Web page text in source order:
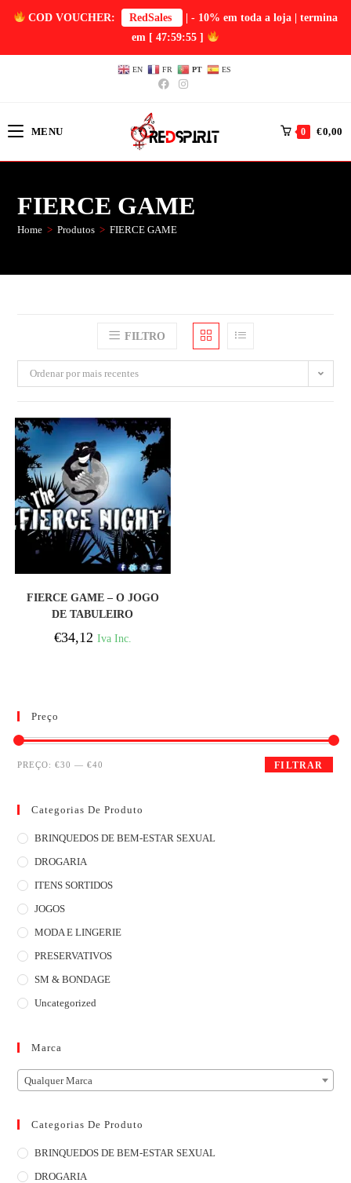
COD VOUCHER: RedSales
| - 10% em toda a loja | termina
em [ 47:59:55 ]
EN FR PT ES
MENU 0 €0,00
FIERCE GAME
Home > Produtos > FIERCE GAME
FILTRO
Ordenar por mais recentes
FIERCE GAME – O JOGO
DE TABULEIRO
NOTURNO FEROZ
€34,12 Iva Inc.
Preço
FILTRAR
PREÇO:€30 —€40
Categorias De Produto
BRINQUEDOS DE BEM-ESTAR SEXUAL
DROGARIA
ITENS SORTIDOS
JOGOS
MODA E LINGERIE
PRESERVATIVOS
SM & BONDAGE
Uncategorized
Marca
Qualquer Marca
Categorias De Produto
BRINQUEDOS DE BEM-ESTAR SEXUAL
DROGARIA